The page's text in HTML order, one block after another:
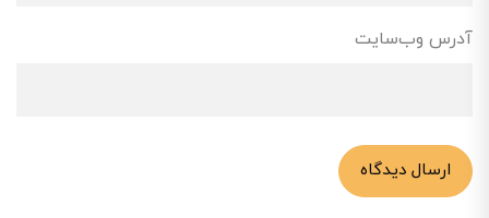
آدرس وب‌سایت
ارسال دیدگاه